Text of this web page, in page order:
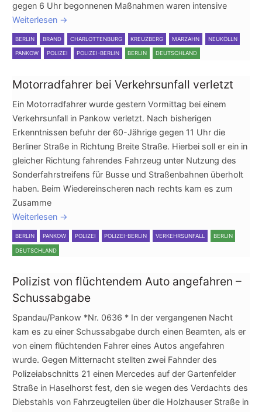
gegen 6 Uhr begonnenen Maßnahmen waren intensive
Weiterlesen →
BERLIN BRAND CHARLOTTENBURG KREUZBERG MARZAHN NEUKÖLLN
PANKOW POLIZEI POLIZEI-BERLIN BERLIN DEUTSCHLAND
Motorradfahrer bei Verkehrsunfall verletzt
Ein Motorradfahrer wurde gestern Vormittag bei einem
Verkehrsunfall in Pankow verletzt. Nach bisherigen
Erkenntnissen befuhr der 60-Jährige gegen 11 Uhr die
Berliner Straße in Richtung Breite Straße. Hierbei soll er ein in
gleicher Richtung fahrendes Fahrzeug unter Nutzung des
Sonderfahrstreifens für Busse und Straßenbahnen überholt
haben. Beim Wiedereinscheren nach rechts kam es zum
Zusamme
Weiterlesen →
BERLIN PANKOW POLIZEI POLIZEI-BERLIN VERKEHRSUNFALL BERLIN
DEUTSCHLAND
Polizist von flüchtendem Auto angefahren –
Schussabgabe
Spandau/Pankow *Nr. 0636 * In der vergangenen Nacht
kam es zu einer Schussabgabe durch einen Beamten, als er
von einem flüchtenden Fahrer eines Autos angefahren
wurde. Gegen Mitternacht stellten zwei Fahnder des
Polizeiabschnitts 21 einen Mercedes auf der Gartenfelder
Straße in Haselhorst fest, den sie wegen des Verdachts des
Diebstahls von Fahrzeugteilen über die Holzhauser Straße in